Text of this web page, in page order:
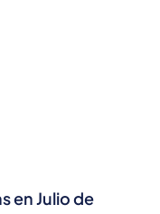
en Julio de